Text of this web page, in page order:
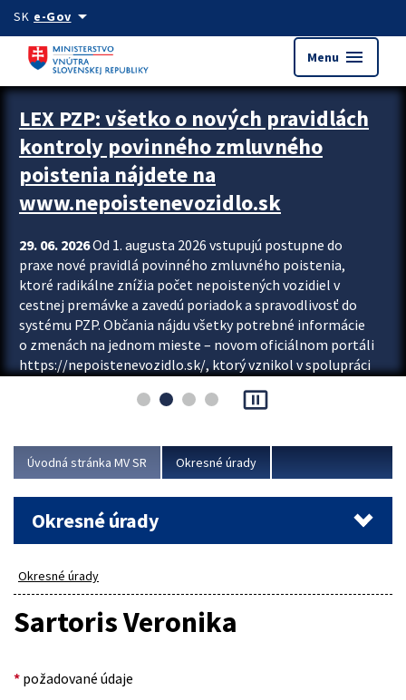
Preskocit na hlavný obsah
SK e-Govarrow_drop_down
Menu menu
Zastavit automatický posun upútavok
LEX PZP: všetko o nových pravidlách
kontroly povinného zmluvného
poistenia nájdete na
www.nepoistenevozidlo.sk
29. 06. 2026Od 1. augusta 2026 vstupujú postupne do
praxe nové pravidlá povinného zmluvného poistenia,
ktoré radikálne znížia počet nepoistených vozidiel v
cestnej premávke a zavedú poriadok a spravodlivosť do
systému PZP. Občania nájdu všetky potrebné informácie
o zmenách na jednom mieste – novom oficiálnom portáli
https://nepoistenevozidlo.sk/, ktorý vznikol v spolupráci
asociácie poisťovní (SLASPO) a Ministerstva vnútra SR.
Viac
pause_presentation
Úvodná stránka MV SR Okresné úrady
Okresné úrady
Okresné úrady
Sartoris Veronika
* požadované údaje